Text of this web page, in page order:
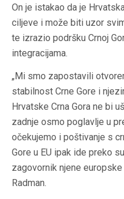
On je istakao da je
ciljeve i može biti uzor
te izrazio podršku Crnoj
integracijama.
„Mi smo zapostavili
stabilnost Crne Gore i
Hrvatske Crna Gora ne bi
zadnje osmo poglavlje u
očekujemo i poštivanje s
Gore u EU ipak ide preko
zagovornik njene
Radman.